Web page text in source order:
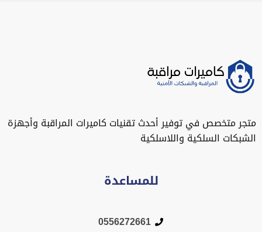
متجر متخصص في توفير أحدث تقنيات كاميرات المراقبة وأجهزة
الشبكات السلكية واللاسلكية
للمساعدة
0556272661